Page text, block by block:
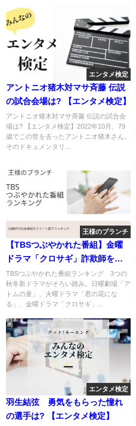
エンタメ検定
アントニオ猪木対マサ斉藤 伝説
の試合会場は? 【エンタメ検定】
アントニオ猪木対マサ斉藤 伝説の試合会
場は? 【エンタメ検定】2022年10月、79
歳でこの世を去ったアントニオ猪木さん。
そのドキュメンタリ...
王様のブランチ
【TBSつぶやかれた番組】金曜
ドラマ「クロサギ」詐欺師をだ
ます詐欺師
TBSつぶやかれた番組ランキング 3つの
秋冬新ドラマがそろい踏み。日曜劇場「ア
トムの童」、火曜ドラマ「君の花にな
る」、金曜ドラマ「クロサギ」...
エンタメ検定
羽生結弦 勇気をもらった憧れ
の選手は? 【エンタメ検定】